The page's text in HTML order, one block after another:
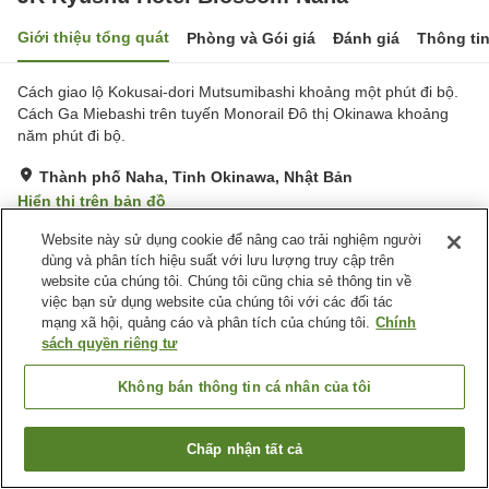
Giới thiệu tổng quát Phòng và Gói giá Đánh giá Thông
Cách giao lộ Kokusai-dori Mutsumibashi khoảng một phút đi bộ.
Cách Ga Miebashi trên tuyến Monorail Đô thị Okinawa khoảng
năm phút đi bộ.
Thành phố Naha, Tỉnh Okinawa, Nhật Bản
Hiển thị trên bản đồ
Tuyệt vời Đánh giá:323lượt
Tiện nghi chỗ nghỉ
Bãi đỗ xe
Spa / Salon
Nhà hàng
Trang chủ Nhật Bản Tỉnh Okinawa
Thành phố Naha
JR Kyushu Hotel Blossom Naha
Tìm phòng trống
Website này sử dụng cookie để nâng cao trải nghiệm người
dùng và phân tích hiệu suất với lưu lượng truy cập trên
website của chúng tôi. Chúng tôi cũng chia sẻ thông tin về
việc bạn sử dụng website của chúng tôi với các đối tác
mạng xã hội, quảng cáo và phân tích của chúng tôi. Chính
sách quyền riêng tư
Không bán thông tin cá nhân của tôi
Chấp nhận tất cả